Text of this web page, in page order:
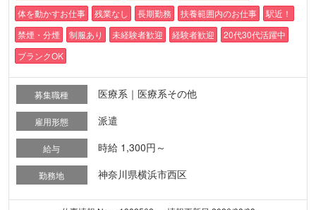
体を動かすお仕事
残業なし 長期勤務 扶養範囲内のお仕事
駅近！
禁煙・分煙
制服あり 未経験者歓迎 経験者歓迎
20代30代活躍中
ブランクOK
募集職種 医療系｜医療系その他
雇用形態 派遣
給与 時給 1,300円～
勤務地 神奈川県横浜市西区